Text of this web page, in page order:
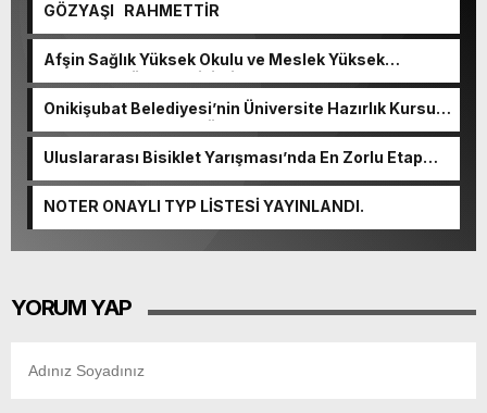
GÖZYAŞI RAHMETTİR
Afşin Sağlık Yüksek Okulu ve Meslek Yüksek
Okulunda görev değişimi!
Onikişubat Belediyesi’nin Üniversite Hazırlık Kursu
başvurularında son gün 7 Ağustos.
Uluslararası Bisiklet Yarışması’nda En Zorlu Etap
NOTER ONAYLI TYP LİSTESİ YAYINLANDI.
YORUM YAP